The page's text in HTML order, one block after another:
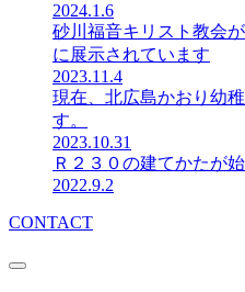
2024.1.6
砂川福音キリスト教会
に展示されています
2023.11.4
現在、北広島かおり幼
す。
2023.10.31
Ｒ２３０の建てかたが
2022.9.2
CONTACT